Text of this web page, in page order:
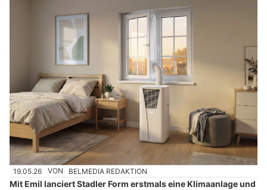
19.05.26 VON BELMEDIA REDAKTION
Mit Emil lanciert Stadler Form erstmals eine Klimaanlage und